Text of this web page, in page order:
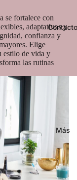
Contacto
Más
se fortalece con
adaptativos y
confianza y
Elige
estilo de vida y
las rutinas